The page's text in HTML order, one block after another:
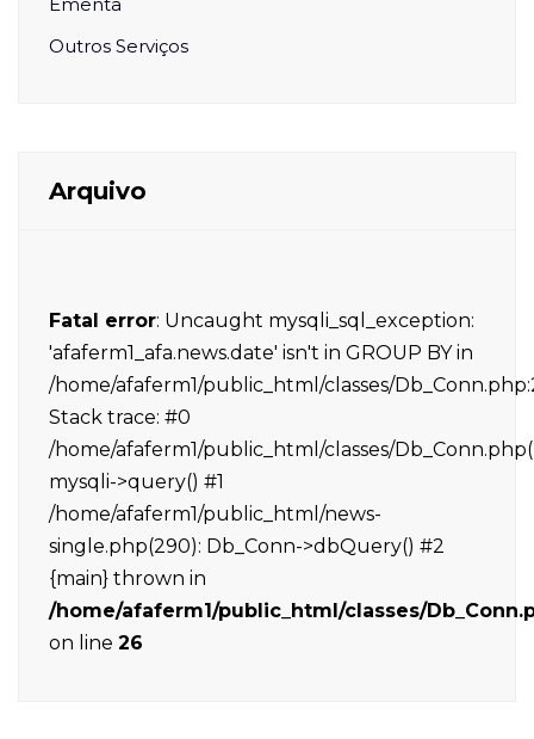
Outros Serviços
Arquivo
Fatal error: Uncaught mysqli_sql_exception:
'afaferm1_afa.news.date' isn't in GROUP BY in
/home/afaferm1/public_html/classes/
Stack trace: #0
/home/afaferm1/public_html/classes/
mysqli->query() #1
/home/afaferm1/public_html/news-
single.php(290): Db_Conn->dbQuery() #2
{main} thrown in
/home/afaferm1/public_html/classes/
on line 26